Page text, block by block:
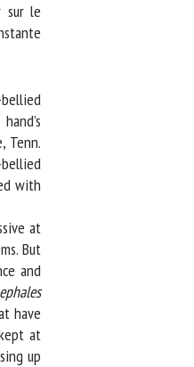
le
with
at
But
and
have
at
up